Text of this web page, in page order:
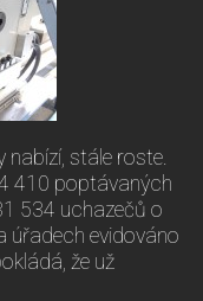
nabízí, stále roste.
410 poptávaných
534 uchazečů o
úřadech evidováno
že už